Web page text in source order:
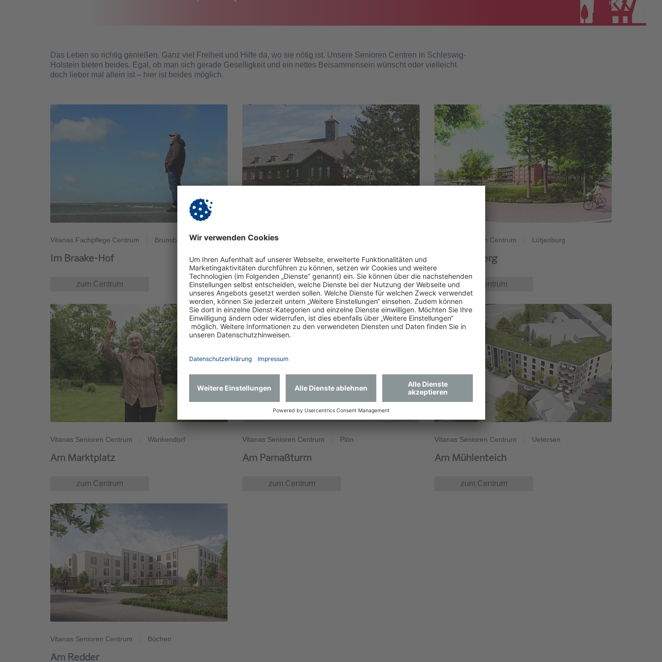
Das Leben so richtig genießen. Ganz viel Freiheit und Hilfe da, wo sie nötig ist. Unsere Senioren Centren in Schleswig-
Holstein bieten beides. Egal, ob man sich gerade Geselligkeit und ein nettes Beisammensein wünscht oder vielleicht
doch lieber mal allein ist – hier ist beides möglich.
Vitanas Fachpflege Centrum Brunsbüttel
Im Braake-Hof
zum Centrum
Vitanas Psychiatrisches Centrum
Glückstadt
zum Centrum
Vitanas Senioren Centrum Lütjenburg
Am Gojenberg
zum Centrum
Vitanas Senioren Centrum Wankendorf
Am Marktplatz
zum Centrum
Vitanas Senioren Centrum Plön
Am Parnaßturm
zum Centrum
Vitanas Senioren Centrum Uetersen
Am Mühlenteich
zum Centrum
Vitanas Senioren Centrum Büchen
Am Redder